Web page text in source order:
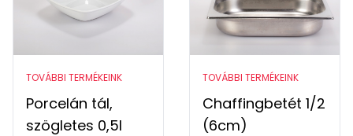
TOVÁBBI TERMÉKEINK
Porcelán tál,
szögletes 0,5l
TOVÁBBI TERMÉKEINK
Chaffingbetét 1/2
(6cm)